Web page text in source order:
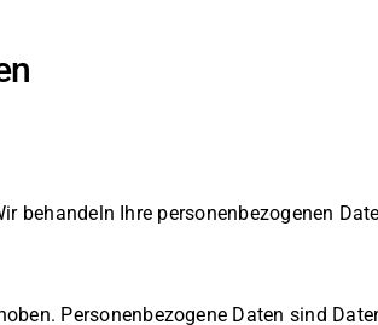
behandeln Ihre personenbezogenen
Personenbezogene Daten sind